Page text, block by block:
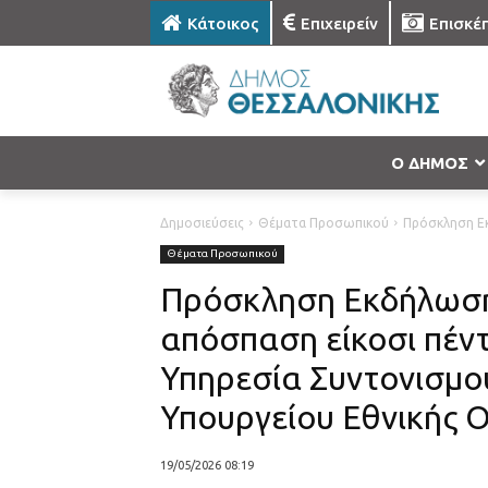
Κάτοικος Επιχειρείν
Ο ΔΗΜΟΣ
Δημοσιεύσεις Θέματα Προσωπικού Πρόσκληση
Θέματα Προσωπικού
Πρόσκληση
απόσπαση είκοσι
Υπηρεσία
Υπουργείου Εθνικής
19/05/2026 08:19